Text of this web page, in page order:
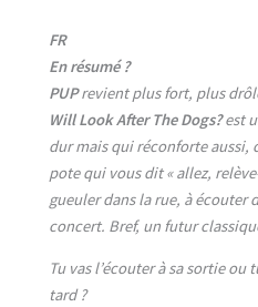
FR
En résumé ?
PUPrevient plus fort, plus
Will Look After The Dogs?est
dur mais qui réconforte aussi,
pote qui vous dit « allez,
gueuler dans la rue, à écouter
concert. Bref, un futur
Tu vas l’écouter à sa sortie
tard ?